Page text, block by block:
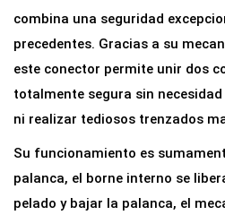
p
i
d
o
d
combina una seguridad
precedentes. Gracias a su
este conector permite unir dos
totalmente segura sin
ni realizar tediosos trenzados
Su funcionamiento es
palanca, el borne interno se
pelado y bajar la palanca, el